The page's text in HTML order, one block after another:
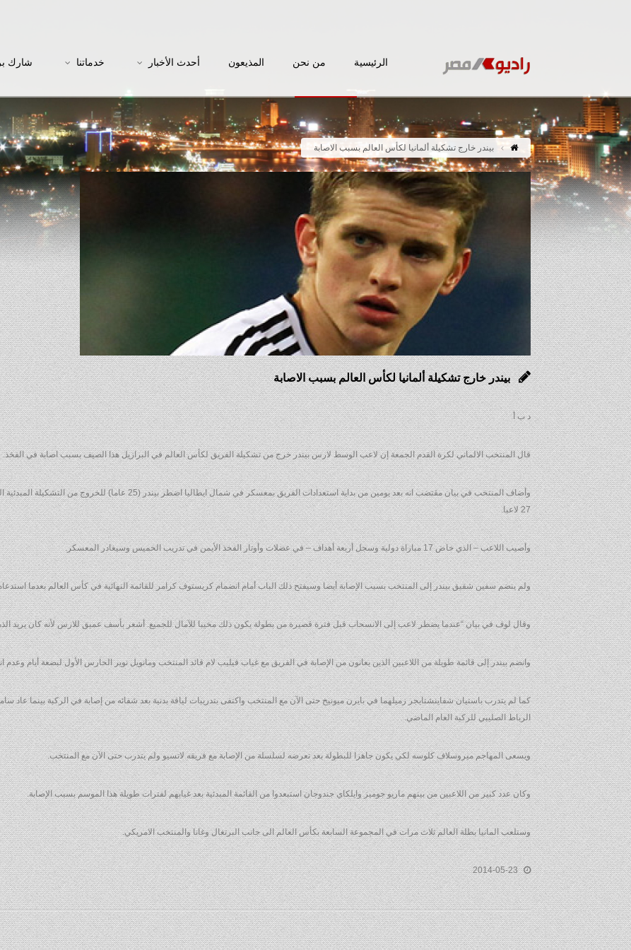
الرئيسية من نحن المذيعون أحدث الأخبار خدماتنا شارك
بيندر خارج تشكيلة ألمانيا لكأس العالم بسبب الاصابة
بيندر خارج تشكيلة ألمانيا لكأس العالم بسبب الاصابة
د ب أ
قال المنتخب الالماني لكرة القدم الجمعة إن لاعب الوسط لارس بيندر خرج من تشكيلة الفريق لكأس العالم في البرازيل هذا الصيف بسبب اصابة في الفخذ.
وأضاف المنتخب في بيان مقتضب انه بعد يومين من بداية استعدادات الفريق بمعسكر في شمال ايطاليا اضطر بيندر (25 عاما)
27 لاعبا.
وأصيب اللاعب – الذي خاض 17 مباراة دولية وسجل أربعة أهداف – في عضلات وأوتار الفخذ الأيمن في تدريب الخميس وسيغادر المعسكر.
ولم ينضم سفين شقيق بيندر إلى المنتخب بسبب الإصابة أيضا وسيفتح ذلك الباب أمام انضمام كريستوف كرامر للقائمة النهائية في كأس العالم بعدما
وقال لوف في بيان “عندما يضطر لاعب إلى الانسحاب قبل فترة قصيرة من بطولة يكون ذلك مخيبا للآمال للجميع. أشعر بأسف عميق للارس لأنه كان يريد
وانضم بيندر إلى قائمة طويلة من اللاعبين الذين يعانون من الإصابة في الفريق مع غياب فيليب لام قائد المنتخب ومانويل نوير الحارس الأول لبضعة أيام
كما لم يتدرب باستيان شفاينشتايجر زميلهما في بايرن ميونيخ حتى الآن مع المنتخب واكتفى بتدريبات لياقة بدنية بعد شفائه من إصابة في الركبة بينما
الرباط الصليبي للركبة العام الماضي.
ويسعى المهاجم ميروسلاف كلوسه لكي يكون جاهزا للبطولة بعد تعرضه لسلسلة من الإصابة مع فريقه لاتسيو ولم يتدرب حتى الآن مع المنتخب.
وكان عدد كبير من اللاعبين من بينهم ماريو جوميز وايلكاي جندوجان استبعدوا من القائمة المبدئية بعد غيابهم لفترات طويلة هذا الموسم بسبب الإصابة.
وستلعب المانيا بطلة العالم ثلاث مرات في المجموعة السابعة بكأس العالم الى جانب البرتغال وغانا والمنتخب الامريكي.
2014-05-23